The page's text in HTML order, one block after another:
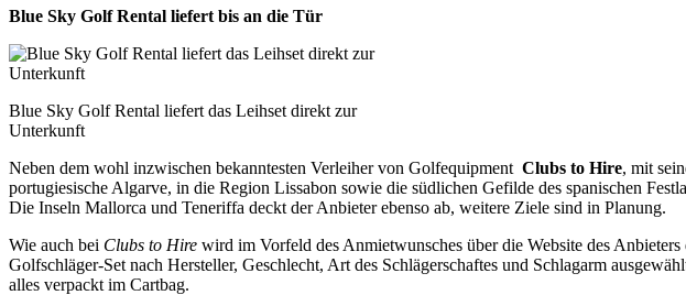
Blue Sky Golf Rental liefert bis an die Tür
Blue Sky Golf Rental liefert das Leihset direkt zur
Unterkunft
Neben dem wohl inzwischen bekanntesten Verleiher von Golfequipment Clubs to Hire, mit
portugiesische Algarve, in die Region Lissabon sowie die südlichen Gefilde des spanischen
Die Inseln Mallorca und Teneriffa deckt der Anbieter ebenso ab, weitere Ziele sind in Planung.
Wie auch bei Clubs to Hire wird im Vorfeld des Anmietwunsches über die Website des
Golfschläger-Set nach Hersteller, Geschlecht, Art des Schlägerschaftes und Schlagarm
alles verpackt im Cartbag.